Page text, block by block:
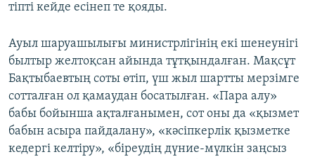
тіпті кейде есінеп те қояды.
Ауыл шаруашылығы министрлігінің екі шенеунігі
былтыр желтоқсан айында тұтқындалған. Мақсұт
Бақтыбаевтың соты өтіп, үш жыл шартты мерзімге
сотталған ол қамаудан босатылған. «Пара алу»
бабы бойынша ақталғанымен, сот оны да «қызмет
бабын асыра пайдалану», «кәсіпкерлік қызметке
кедергі келтіру», «біреудің дүние-мүлкін заңсыз